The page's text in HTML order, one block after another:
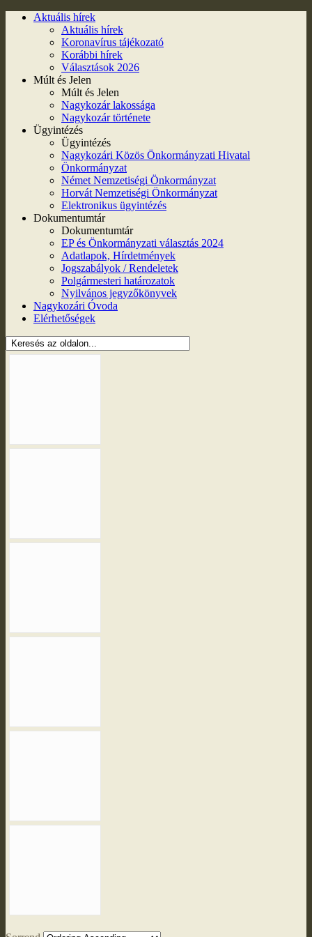
Aktuális hírek
Aktuális hírek
Koronavírus tájékozató
Korábbi hírek
Választások 2026
Múlt és Jelen
Múlt és Jelen
Nagykozár lakossága
Nagykozár története
Ügyintézés
Ügyintézés
Nagykozári Közös Önkormányzati Hivatal
Önkormányzat
Német Nemzetiségi Önkormányzat
Horvát Nemzetiségi Önkormányzat
Elektronikus ügyintézés
Dokumentumtár
Dokumentumtár
EP és Önkormányzati választás 2024
Adatlapok, Hírdetmények
Jogszabályok / Rendeletek
Polgármesteri határozatok
Nyilvános jegyzőkönyvek
Nagykozári Óvoda
Elérhetőségek